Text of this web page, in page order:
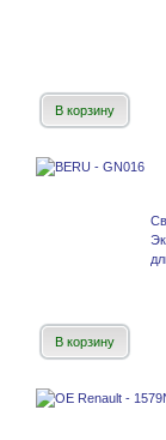
В корзину
В корзину